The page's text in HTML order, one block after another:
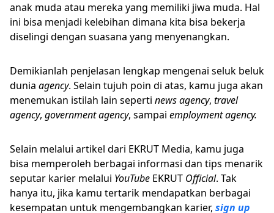
anak muda atau mereka yang memiliki jiwa muda. Hal
ini bisa menjadi kelebihan dimana kita bisa bekerja
diselingi dengan suasana yang menyenangkan.
Demikianlah penjelasan lengkap mengenai seluk beluk
dunia agency. Selain tujuh poin di atas, kamu juga akan
menemukan istilah lain seperti news agency, travel
agency, government agency, sampai employment agency.
Selain melalui artikel dari EKRUT Media, kamu juga
bisa memperoleh berbagai informasi dan tips menarik
seputar karier melalui YouTube EKRUT Official. Tak
hanya itu, jika kamu tertarik mendapatkan berbagai
kesempatan untuk mengembangkan karier, sign up